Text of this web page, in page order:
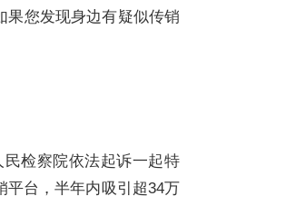
果您发现身边有疑似传销
检察院依法起诉一起特
平台，半年内吸引超34万